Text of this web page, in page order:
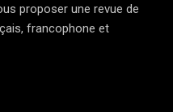
proposer une revue de
francophone et